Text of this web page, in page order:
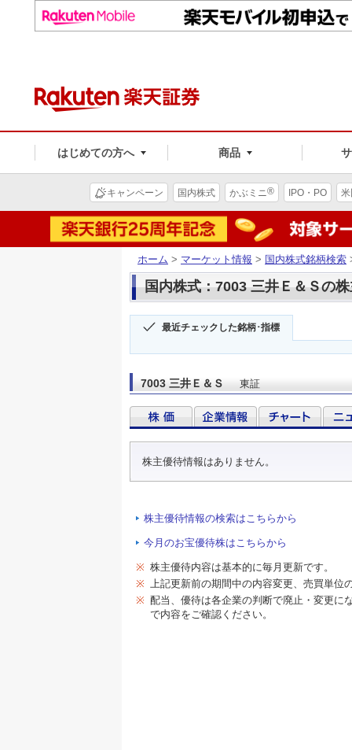
はじめての方へ 商品
キャンペーン 国内株式 かぶミニ® IPO・PO
ホーム > マーケット情報 > 国内株式銘柄検索
国内株式：7003 三井Ｅ＆Ｓの
最近チェックした銘柄･指標
7003 三井Ｅ＆Ｓ 東証
株主優待情報はありません。
株主優待情報の検索はこちらから
今月のお宝優待株はこちらから
※ 株主優待内容は基本的に毎月更新です。
※ 上記更新前の期間中の内容変更、売買単位
※ 配当、優待は各企業の判断で廃止・変更に
で内容をご確認ください。